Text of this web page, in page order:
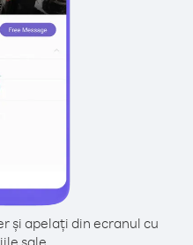
și apelați din ecranul cu
sale